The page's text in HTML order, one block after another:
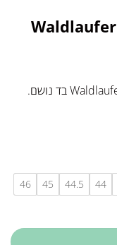
נעל ספורט אורטופדית לגבר Waldlaufer
נעל ספורט אורטופדית של המותג הגרמני Waldlaufer בד נושם.
44
44.5
45
46